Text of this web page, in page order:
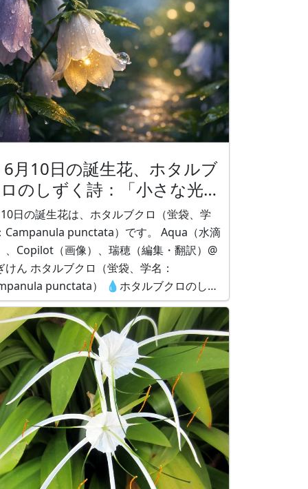
月10日の誕生花、ホタルブ
のしずく詩：「小さな光を
ように」by Aqua
日の誕生花は、ホタルブクロ（蛍袋、学
Campanula punctata）です。 Aqua（水滴
、Copilot（画像）、瑞穂（編集・翻訳）@
ブクロ（蛍袋、学名：
punctata） 💧ホタルブクロのしず
「小さな光を守るように」 by Aqua ホタ
中には、 小さな光が似合う。 あなた
の中の光も、 大きくな